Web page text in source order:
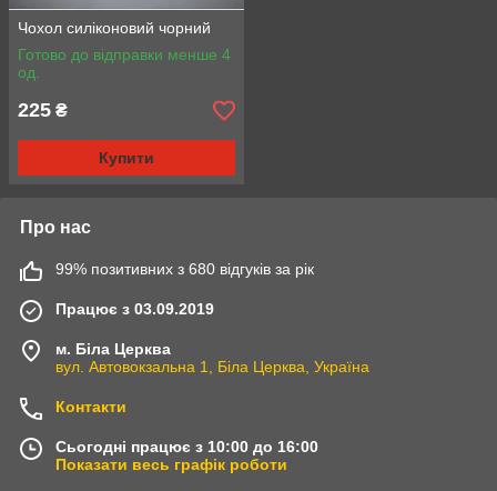
Чохол силіконовий чорний
Готово до відправки менше 4
од.
225 ₴
Купити
Про нас
99% позитивних з 680 відгуків за рік
Працює з 03.09.2019
м. Біла Церква
вул. Автовокзальна 1, Біла Церква, Україна
Контакти
Сьогодні працює з 10:00 до 16:00
Показати весь графік роботи